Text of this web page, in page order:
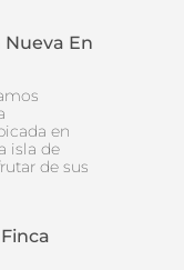
En
en
isla de
de sus